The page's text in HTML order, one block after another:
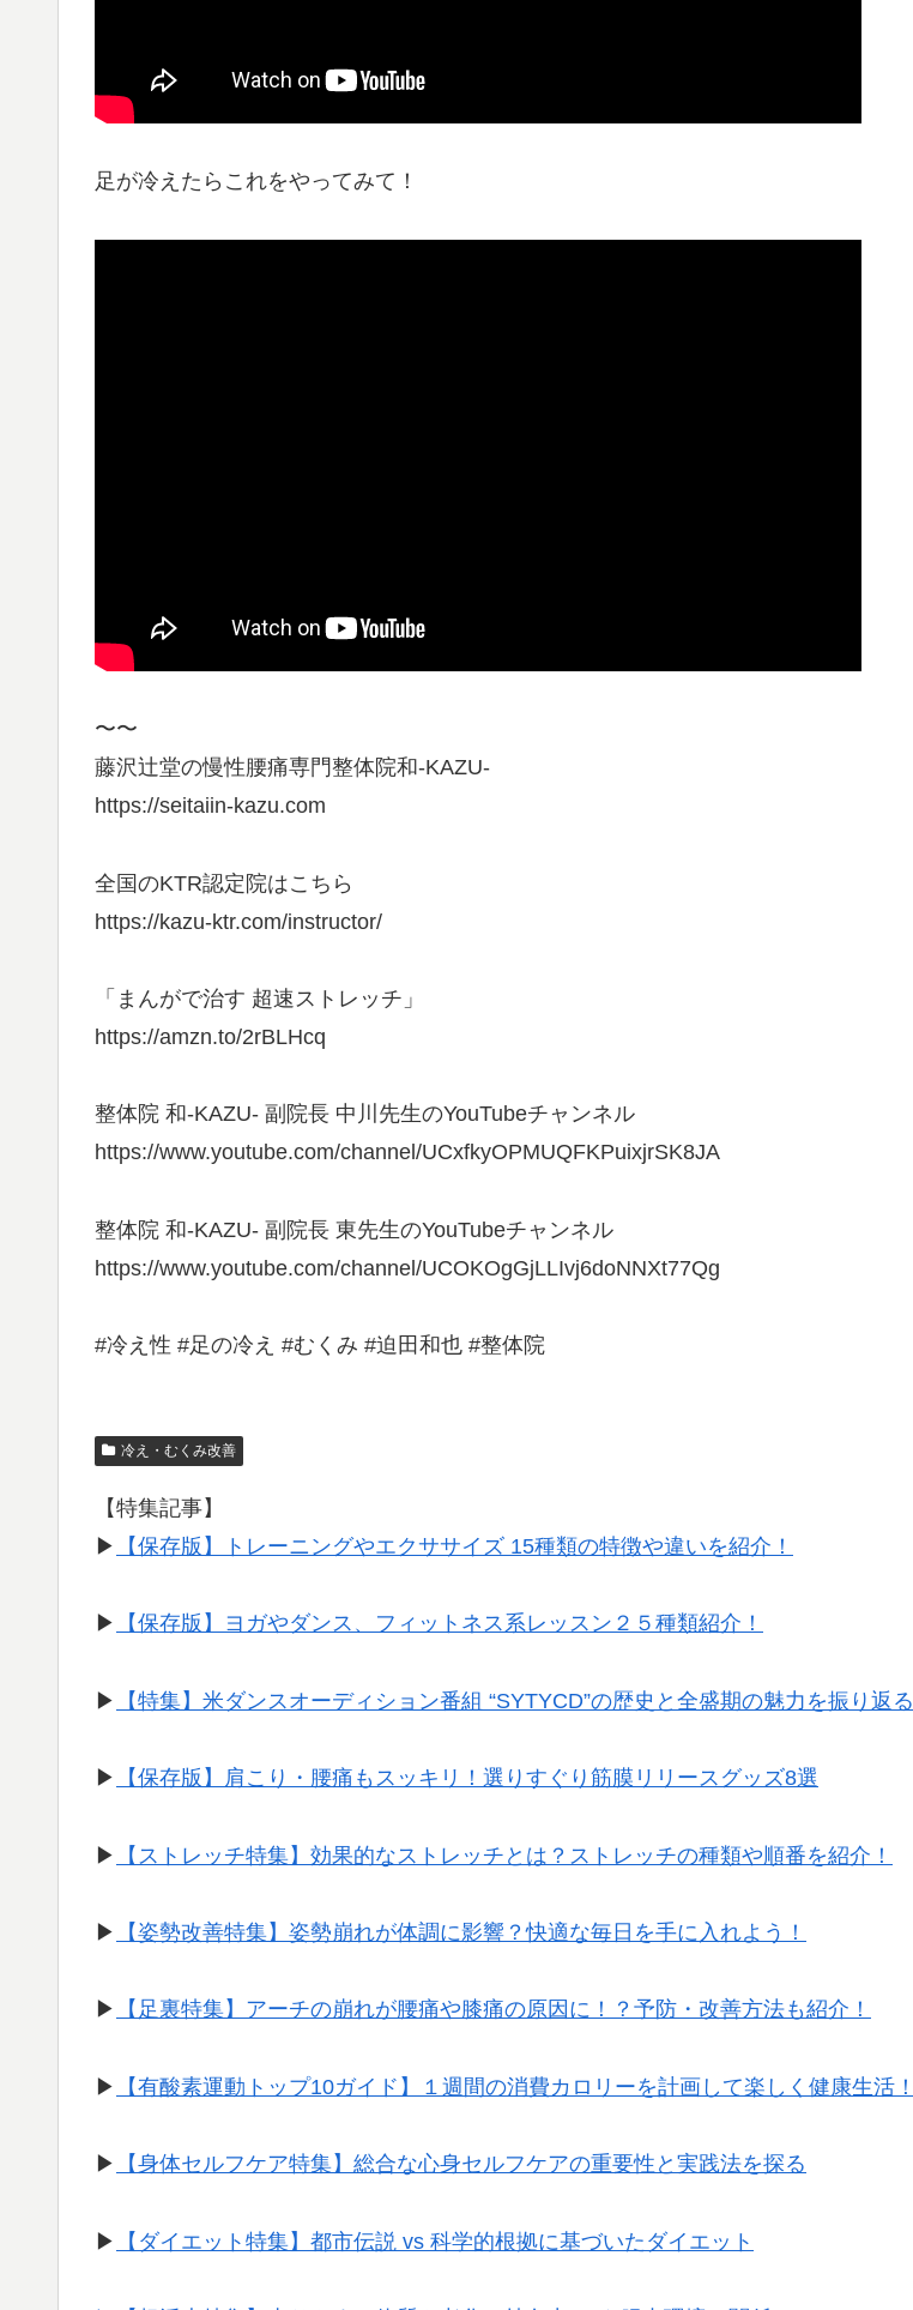
足が冷えたらこれをやってみて！
〜〜
藤沢辻堂の慢性腰痛専門整体院和-KAZU-
https://seitaiin-kazu.com
全国のKTR認定院はこちら
https://kazu-ktr.com/instructor/
「まんがで治す 超速ストレッチ」
https://amzn.to/2rBLHcq
整体院 和-KAZU- 副院長 中川先生のYouTubeチャンネル
https://www.youtube.com/channel/UCxfkyOPMUQFKPuixjrSK8JA
整体院 和-KAZU- 副院長 東先生のYouTubeチャンネル
https://www.youtube.com/channel/UCOKOgGjLLIvj6doNNXt77Qg
#冷え性 #足の冷え #むくみ #迫田和也 #整体院
冷え・むくみ改善
【特集記事】
▶︎
【保存版】トレーニングやエクササイズ 15種類の特徴や違いを紹介！
▶︎ 【保存版】ヨガやダンス、フィットネス系レッスン２５種類紹介！
▶︎ 【特集】米ダンスオーディション番組 “SYTYCD”の歴史と全盛期の魅力を振り返る
▶︎ 【保存版】肩こり・腰痛もスッキリ！選りすぐり筋膜リリースグッズ8選
▶︎ 【ストレッチ特集】効果的なストレッチとは？ストレッチの種類や順番を紹介！
▶︎ 【姿勢改善特集】姿勢崩れが体調に影響？快適な毎日を手に入れよう！
▶︎ 【足裏特集】アーチの崩れが腰痛や膝痛の原因に！？予防・改善方法も紹介！
▶︎ 【有酸素運動トップ10ガイド】１週間の消費カロリーを計画して楽しく健康生活！
▶︎ 【身体セルフケア特集】総合な心身セルフケアの重要性と実践法を探る
▶︎ 【ダイエット特集】都市伝説 vs 科学的根拠に基づいたダイエット